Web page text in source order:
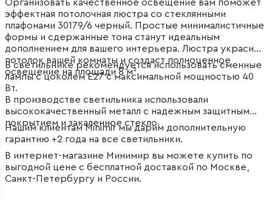
Организовать качественное освещение вам поможет
эффектная потолочная люстра со стеклянными
плафонами 30179/6 черный. Простые минималистичные
формы и сдержанные тона станут идеальным
дополнением для вашего интерьера. Люстра украсит
потолок вашей комнаты и создаст полноценное
освещение на площади 8 м².
В светильнике рекомендуется использовать сменные
лампы с цоколем Е27 с максимальной мощностью 40
Вт.
В производстве светильника использовали
высококачественный металл с надежным защитным
покрытием и закаленное стекло.
Нашим клиентам Minimir мы дарим дополнительную
гарантию +2 года на все светильники.
В интернет-магазине Минимир вы можете купить по
выгодной цене с бесплатной доставкой по Москве,
Санкт-Петербургу и России.